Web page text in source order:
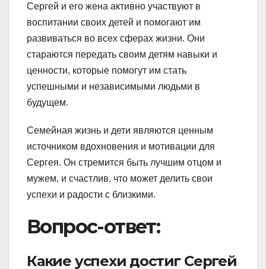
Сергей и его жена активно участвуют в
воспитании своих детей и помогают им
развиваться во всех сферах жизни. Они
стараются передать своим детям навыки и
ценности, которые помогут им стать
успешными и независимыми людьми в
будущем.
Семейная жизнь и дети являются ценным
источником вдохновения и мотивации для
Сергея. Он стремится быть лучшим отцом и
мужем, и счастлив, что может делить свои
успехи и радости с близкими.
Вопрос-ответ:
Какие успехи достиг Сергей